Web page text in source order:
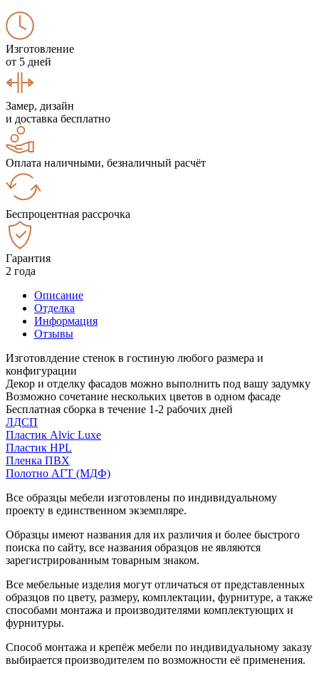
Изготовление
от 5 дней
Замер, дизайн
и доставка бесплатно
Оплата наличными, безналичный расчёт
Беспроцентная рассрочка
Гарантия
2 года
Описание
Отделка
Информация
Отзывы
Изготовлдение стенок в гостиную любого размера и
конфигурации
Декор и отделку фасадов можно выполнить под вашу задумку
Возможно сочетание нескольких цветов в одном фасаде
Бесплатная сборка в течение 1-2 рабочих дней
ЛДСП
Пластик Alvic Luxe
Пластик HPL
Пленка ПВХ
Полотно АГТ (МДФ)
Все образцы мебели изготовлены по индивидуальному
проекту в единственном экземпляре.
Образцы имеют названия для их различия и более быстрого
поиска по сайту, все названия образцов не являются
зарегистрированным товарным знаком.
Все мебельные изделия могут отличаться от представленных
образцов по цвету, размеру, комплектации, фурнитуре, а также
способами монтажа и производителями комплектующих и
фурнитуры.
Способ монтажа и крепёж мебели по индивидуальному заказу
выбирается производителем по возможности её применения.